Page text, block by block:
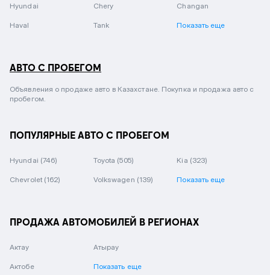
Hyundai Chery Changan
Haval Tank Показать еще
АВТО С ПРОБЕГОМ
Объявления о продаже авто в Казахстане. Покупка и продажа авто с
пробегом.
ПОПУЛЯРНЫЕ АВТО С ПРОБЕГОМ
Hyundai (746) Toyota (505) Kia (323)
Chevrolet (162) Volkswagen (139) Показать еще
ПРОДАЖА АВТОМОБИЛЕЙ В РЕГИОНАХ
Актау
Актобе
Атырау
Показать еще